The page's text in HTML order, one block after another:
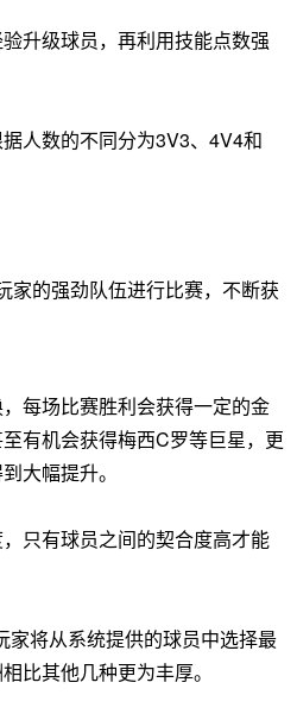
升级球员，再利用技能点数强
人数的不同分为3V3、4V4和
的强劲队伍进行比赛，不断获
每场比赛胜利会获得一定的金
有机会获得梅西C罗等巨星，更
大幅提升。
只有球员之间的契合度高才能
将从系统提供的球员中选择最
比其他几种更为丰厚。